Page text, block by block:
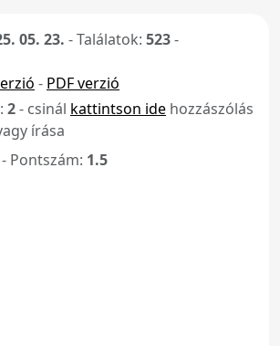
05. 23. -Találatok: 523-
- PDF verzió
2- csinál kattintson ide hozzászólás
írása
- Pontszám: 1.5